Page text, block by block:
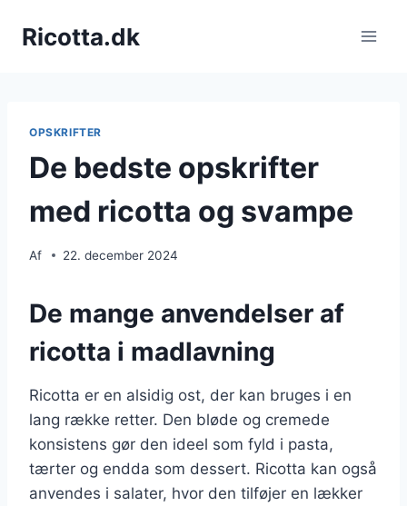
Ricotta.dk
OPSKRIFTER
De bedste opskrifter
med ricotta og svampe
Af 22. december 2024
De mange anvendelser af
ricotta i madlavning
Ricotta er en alsidig ost, der kan bruges i en
lang række retter. Den bløde og cremede
konsistens gør den ideel som fyld i pasta,
tærter og endda som dessert. Ricotta kan også
anvendes i salater, hvor den tilføjer en lækker